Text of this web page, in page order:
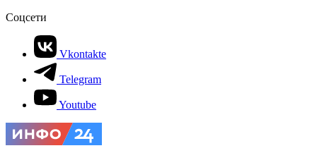
Соцсети
Vkontakte
Telegram
Youtube